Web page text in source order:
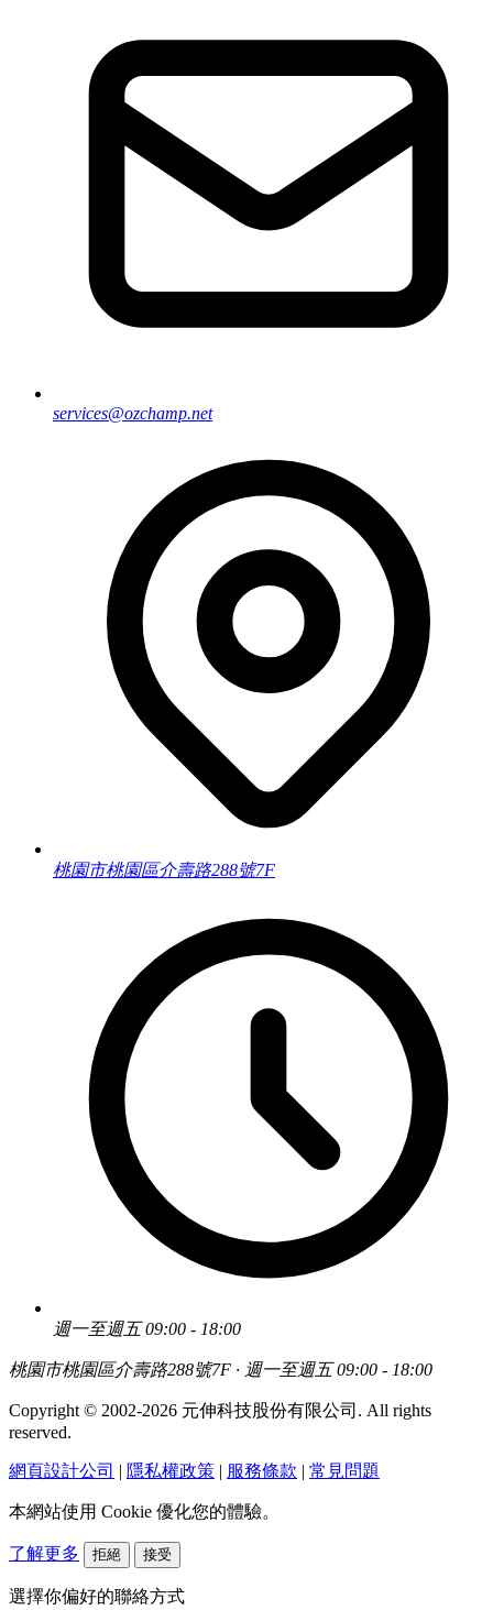
services@ozchamp.net
桃園市桃園區介壽路288號7F
週一至週五 09:00 - 18:00
桃園市桃園區介壽路288號7F · 週一至週五 09:00 - 18:00
Copyright © 2002-2026 元伸科技股份有限公司. All rights
reserved.
網頁設計公司 | 隱私權政策 | 服務條款 | 常見問題
本網站使用 Cookie 優化您的體驗。
了解更多 拒絕 接受
選擇你偏好的聯絡方式